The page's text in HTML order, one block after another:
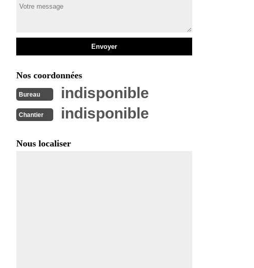
Nos coordonnées
Bureau indisponible
Chantier indisponible
Nous localiser